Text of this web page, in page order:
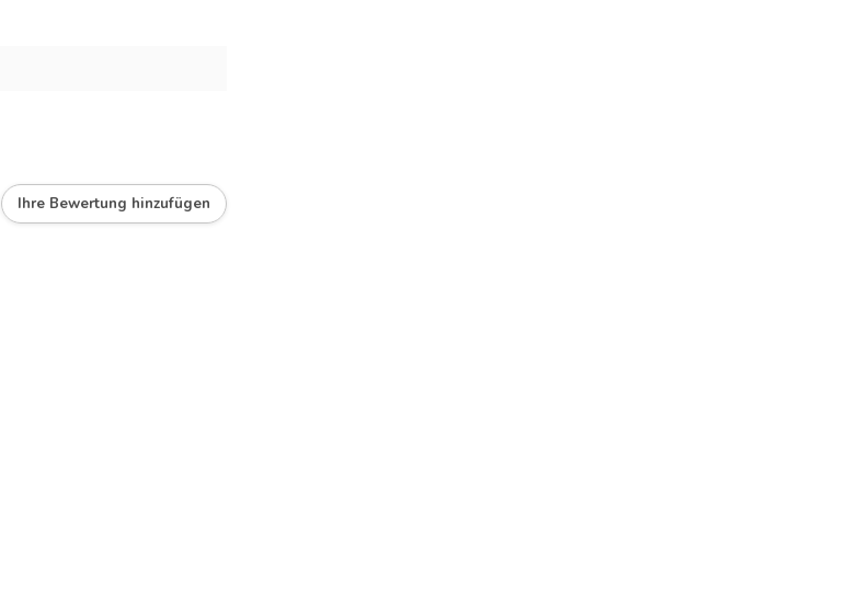
Ihre Bewertung hinzufügen